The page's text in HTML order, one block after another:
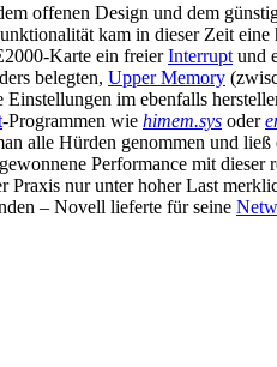
offenen Design und dem
kam in dieser Zeit
Karte ein freierInterrupt und
belegten, Upper Memory
Einstellungen im ebenfalls
-Programmen wie himem.sys oder
alle Hürden genommen und
Performance mit dieser
nur unter hoher Last
– Novell lieferte für seine